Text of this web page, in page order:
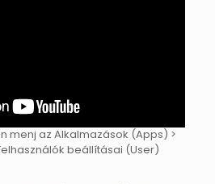
menj az Alkalmazások (Apps) >
beállításai (User)